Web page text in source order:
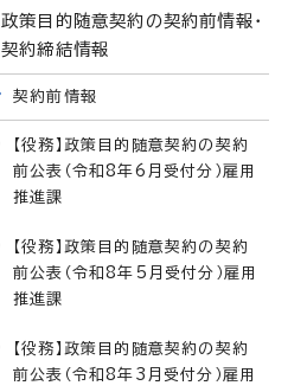
政策目的随意契約の契約前情報・
契約締結情報
契約前情報
【役務】政策目的随意契約の契約
前公表（令和8年6月受付分）雇用
推進課
【役務】政策目的随意契約の契約
前公表（令和8年5月受付分）雇用
推進課
【役務】政策目的随意契約の契約
前公表（令和8年3月受付分）雇用